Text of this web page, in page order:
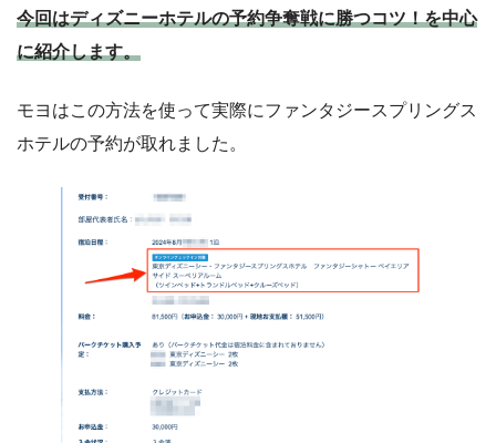
「モヨなんか応援しない！」という人はリ
ンクを踏まずに検索して、お目当ての商品
今回はディズニーホテルの予約争奪戦に勝つコツ！を中心
に紹介します。
モヨはこの方法を使って実際にファンタジースプリングス
ホテルの予約が取れました。